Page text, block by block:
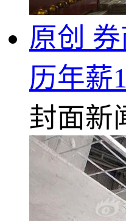
原创
历年薪
封面新